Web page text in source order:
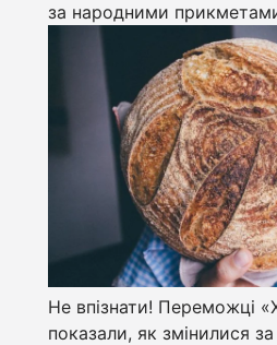
за народними
Не впізнати! Переможці
показали, як змінилися